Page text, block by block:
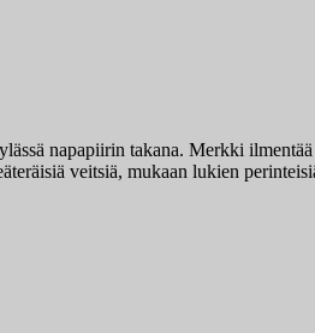
napapiirin takana. Merkki
veitsiä, mukaan lukien